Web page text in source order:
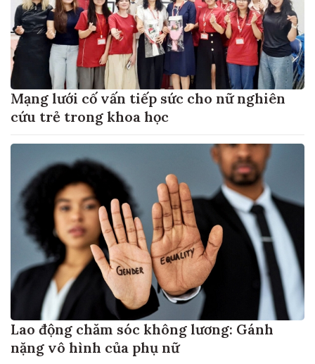
Mạng lưới cố vấn tiếp sức cho nữ nghiên
cứu trẻ trong khoa học
Lao động chăm sóc không lương: Gánh
nặng vô hình của phụ nữ